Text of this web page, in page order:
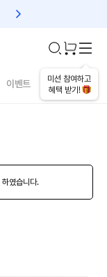
친구초대 1만원 리워드!
미션 참여하고
혜택 받기!
이벤트 건강매거진
하였습니다.